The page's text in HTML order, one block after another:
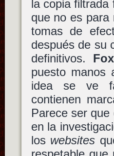
la copia
que no es para
tomas de
después de su
definitivos. Fox
puesto
idea se ve
contienen
Parece ser que
en la
los websites